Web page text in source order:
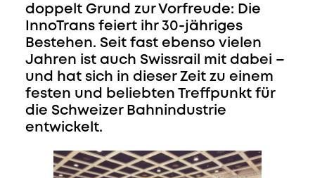
doppelt Grund zur Vorfreude: Die
InnoTrans feiert ihr 30-jähriges
Bestehen. Seit fast ebenso vielen
Jahren ist auch Swissrail mit dabei –
und hat sich in dieser Zeit zu einem
festen und beliebten Treffpunkt für
die Schweizer Bahnindustrie
entwickelt.